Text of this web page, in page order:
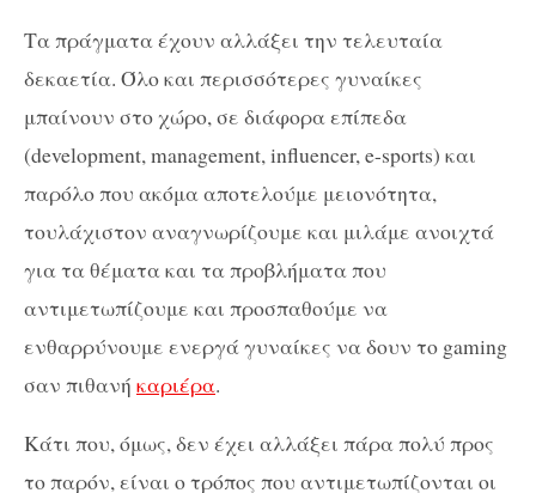
Τα πράγματα έχουν αλλάξει την τελευταία
δεκαετία. Όλο και περισσότερες γυναίκες
μπαίνουν στο χώρο, σε διάφορα επίπεδα
(development, management, influencer, e-sports) και
παρόλο που ακόμα αποτελούμε μειονότητα,
τουλάχιστον αναγνωρίζουμε και μιλάμε ανοιχτά
για τα θέματα και τα προβλήματα που
αντιμετωπίζουμε και προσπαθούμε να
ενθαρρύνουμε ενεργά γυναίκες να δουν το gaming
σαν πιθανή καριέρα.
Κάτι που, όμως, δεν έχει αλλάξει πάρα πολύ προς
το παρόν, είναι ο τρόπος που αντιμετωπίζονται οι